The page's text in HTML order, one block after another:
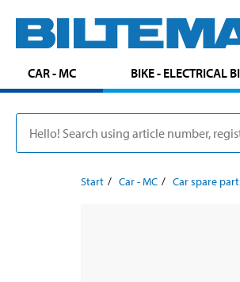
CAR - MC BIKE - ELECTRICAL
Start Car - MC Car spare